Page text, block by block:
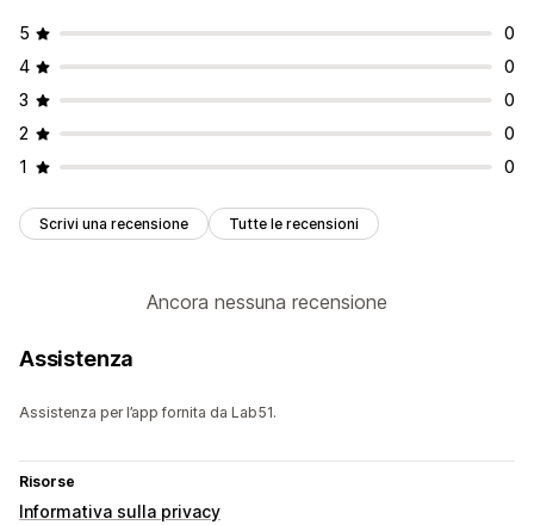
5
0
4
0
3
0
2
0
1
0
Scrivi una recensione Tutte le recensioni
Ancora nessuna recensione
Assistenza
Assistenza per l’app fornita da Lab51.
Risorse
Informativa sulla privacy